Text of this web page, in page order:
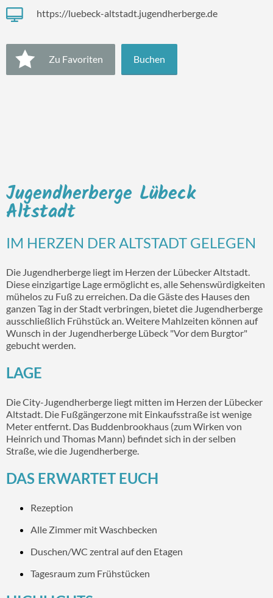
https://luebeck-altstadt.jugendherberge.de
Zu Favoriten Buchen
Jugendherberge Lübeck
Altstadt
IM HERZEN DER ALTSTADT GELEGEN
Die Jugendherberge liegt im Herzen der Lübecker Altstadt.
Diese einzigartige Lage ermöglicht es, alle Sehenswürdigkeiten
mühelos zu Fuß zu erreichen. Da die Gäste des Hauses den
ganzen Tag in der Stadt verbringen, bietet die Jugendherberge
ausschließlich Frühstück an. Weitere Mahlzeiten können auf
Wunsch in der Jugendherberge Lübeck "Vor dem Burgtor"
gebucht werden.
LAGE
Die City-Jugendherberge liegt mitten im Herzen der Lübecker
Altstadt. Die Fußgängerzone mit Einkaufsstraße ist wenige
Meter entfernt. Das Buddenbrookhaus (zum Wirken von
Heinrich und Thomas Mann) befindet sich in der selben
Straße, wie die Jugendherberge.
DAS ERWARTET EUCH
Rezeption
Alle Zimmer mit Waschbecken
Duschen/WC zentral auf den Etagen
Tagesraum zum Frühstücken